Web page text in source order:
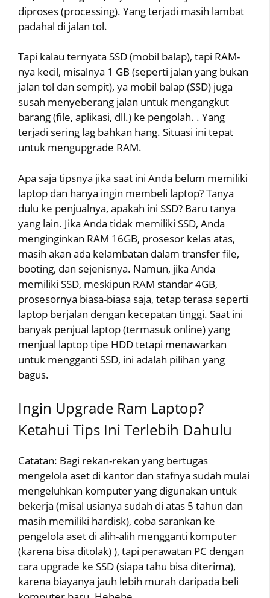
diproses (processing). Yang terjadi masih lambat
padahal di jalan tol.
Tapi kalau ternyata SSD (mobil balap), tapi RAM-
nya kecil, misalnya 1 GB (seperti jalan yang bukan
jalan tol dan sempit), ya mobil balap (SSD) juga
susah menyeberang jalan untuk mengangkut
barang (file, aplikasi, dll.) ke pengolah. . Yang
terjadi sering lag bahkan hang. Situasi ini tepat
untuk mengupgrade RAM.
Apa saja tipsnya jika saat ini Anda belum memiliki
laptop dan hanya ingin membeli laptop? Tanya
dulu ke penjualnya, apakah ini SSD? Baru tanya
yang lain. Jika Anda tidak memiliki SSD, Anda
menginginkan RAM 16GB, prosesor kelas atas,
masih akan ada kelambatan dalam transfer file,
booting, dan sejenisnya. Namun, jika Anda
memiliki SSD, meskipun RAM standar 4GB,
prosesornya biasa-biasa saja, tetap terasa seperti
laptop berjalan dengan kecepatan tinggi. Saat ini
banyak penjual laptop (termasuk online) yang
menjual laptop tipe HDD tetapi menawarkan
untuk mengganti SSD, ini adalah pilihan yang
bagus.
Ingin Upgrade Ram Laptop?
Ketahui Tips Ini Terlebih Dahulu
Catatan: Bagi rekan-rekan yang bertugas
mengelola aset di kantor dan stafnya sudah mulai
mengeluhkan komputer yang digunakan untuk
bekerja (misal usianya sudah di atas 5 tahun dan
masih memiliki hardisk), coba sarankan ke
pengelola aset di alih-alih mengganti komputer
(karena bisa ditolak) ), tapi perawatan PC dengan
cara upgrade ke SSD (siapa tahu bisa diterima),
karena biayanya jauh lebih murah daripada beli